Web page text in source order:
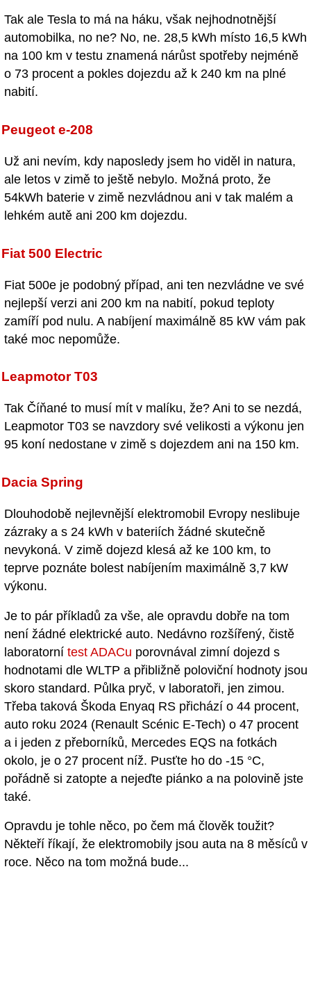
Tak ale Tesla to má na háku, však nejhodnotnější
automobilka, no ne? No, ne. 28,5 kWh místo 16,5 kWh
na 100 km v testu znamená nárůst spotřeby nejméně
o 73 procent a pokles dojezdu až k 240 km na plné
nabití.
Peugeot e-208
Už ani nevím, kdy naposledy jsem ho viděl in natura,
ale letos v zimě to ještě nebylo. Možná proto, že
54kWh baterie v zimě nezvládnou ani v tak malém a
lehkém autě ani 200 km dojezdu.
Fiat 500 Electric
Fiat 500e je podobný případ, ani ten nezvládne ve své
nejlepší verzi ani 200 km na nabití, pokud teploty
zamíří pod nulu. A nabíjení maximálně 85 kW vám pak
také moc nepomůže.
Leapmotor T03
Tak Číňané to musí mít v malíku, že? Ani to se nezdá,
Leapmotor T03 se navzdory své velikosti a výkonu jen
95 koní nedostane v zimě s dojezdem ani na 150 km.
Dacia Spring
Dlouhodobě nejlevnější elektromobil Evropy neslibuje
zázraky a s 24 kWh v bateriích žádné skutečně
nevykoná. V zimě dojezd klesá až ke 100 km, to
teprve poznáte bolest nabíjením maximálně 3,7 kW
výkonu.
Je to pár příkladů za vše, ale opravdu dobře na tom
není žádné elektrické auto. Nedávno rozšířený, čistě
laboratorní test ADACu porovnával zimní dojezd s
hodnotami dle WLTP a přibližně poloviční hodnoty jsou
skoro standard. Půlka pryč, v laboratoři, jen zimou.
Třeba taková Škoda Enyaq RS přichází o 44 procent,
auto roku 2024 (Renault Scénic E-Tech) o 47 procent
a i jeden z přeborníků, Mercedes EQS na fotkách
okolo, je o 27 procent níž. Pusťte ho do -15 °C,
pořádně si zatopte a nejeďte piánko a na polovině jste
také.
Opravdu je tohle něco, po čem má člověk toužit?
Někteří říkají, že elektromobily jsou auta na 8 měsíců v
roce. Něco na tom možná bude...